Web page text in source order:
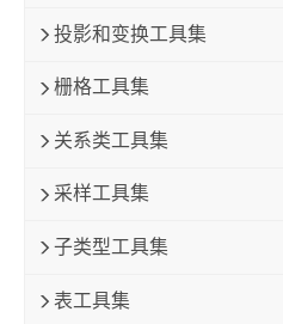
投影和变换工具集
栅格工具集
关系类工具集
采样工具集
子类型工具集
表工具集